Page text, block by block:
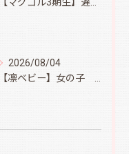
2026/08/04